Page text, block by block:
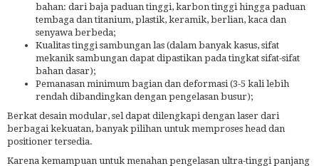
bahan: dari baja paduan tinggi, karbon tinggi hingga paduan
tembaga dan titanium, plastik, keramik, berlian, kaca dan
senyawa berbeda;
Kualitas tinggi sambungan las (dalam banyak kasus, sifat
mekanik sambungan dapat dipastikan pada tingkat sifat-sifat
bahan dasar);
Pemanasan minimum bagian dan deformasi (3-5 kali lebih
rendah dibandingkan dengan pengelasan busur);
Berkat desain modular, sel dapat dilengkapi dengan laser dari
berbagai kekuatan, banyak pilihan untuk memproses head dan
positioner tersedia.
Karena kemampuan untuk menahan pengelasan ultra-tinggi panjang